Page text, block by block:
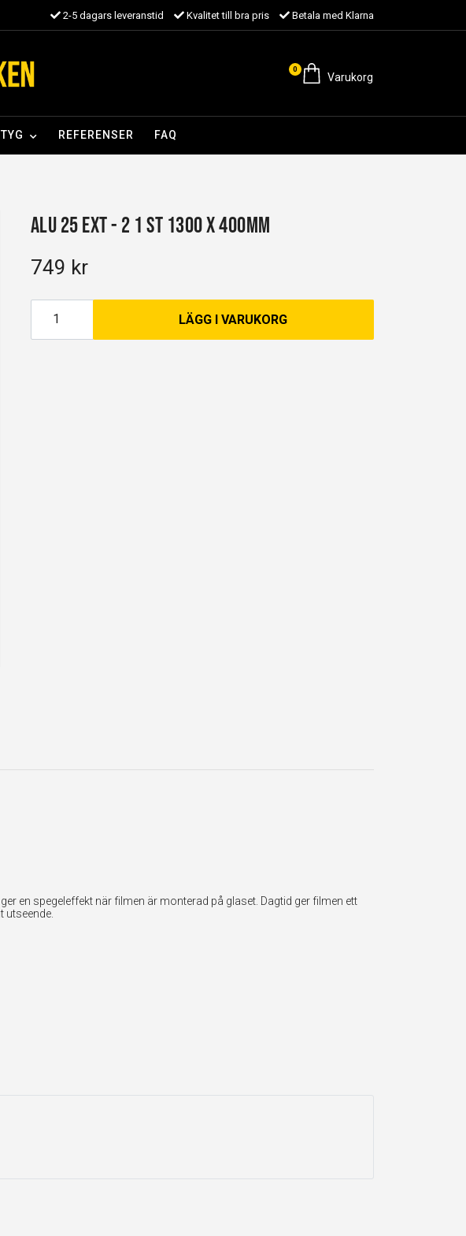
2-5 dagars leveranstid Kvalitet till bra pris Betala med Klarna
0
Varukorg
REFERENSER FAQ
Alu 25 EXT - 2 1 st 1300 x 400mm
749 kr
LÄGG I VARUKORG
en spegeleffekt när filmen är monterad på glaset. Dagtid ger filmen ett